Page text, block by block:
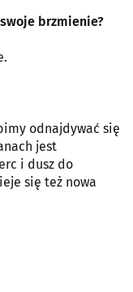
brzmienie?
odnajdywać się
jest
i dusz do
się też nowa